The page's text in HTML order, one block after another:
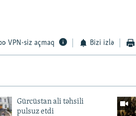
VPN-siz açmaq Bizi izlə
Gürcüstan ali təhsili
pulsuz etdi